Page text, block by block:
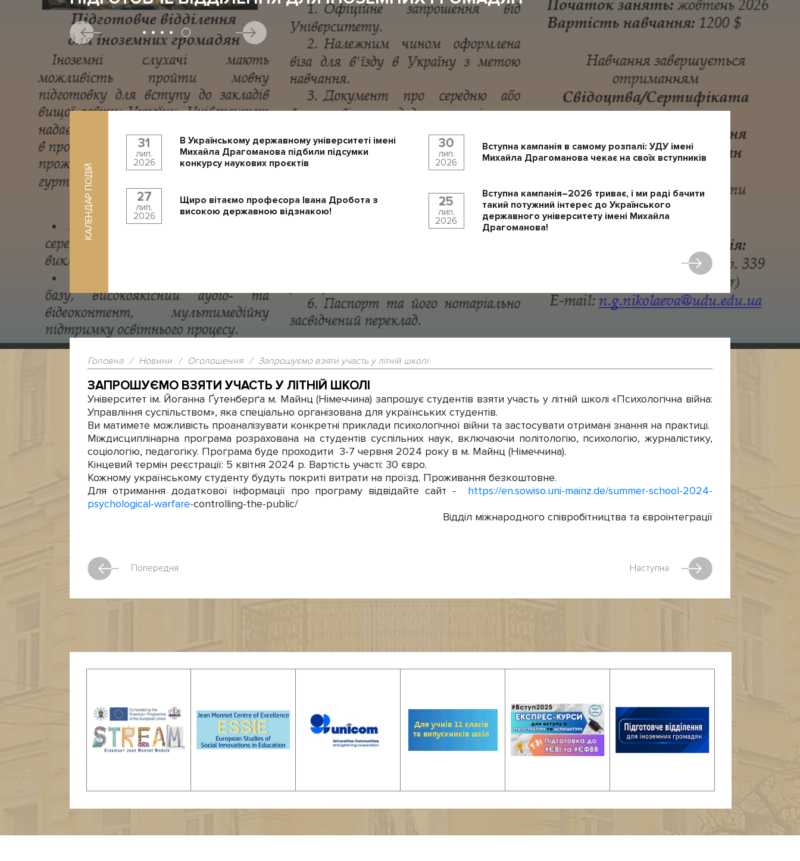
КАЛЕНДАР ПОДІЙ
31
лип.
2026
В Українському державному університеті імені
Михайла Драгоманова підбили підсумки
конкурсу наукових проєктів
30
лип.
2026
Вступна кампанія в самому розпалі: УДУ імені
Михайла Драгоманова чекає на своїх вступників
27
лип.
2026
Щиро вітаємо професора Івана Дробота з
високою державною відзнакою!
25
лип.
2026
Вступна кампанія–2026 триває, і ми раді бачити
такий потужний інтерес до Українського
державного університету імені Михайла
Драгоманова!
Головна / Новини / Оголошення / Запрошуємо взяти участь у літній школі
ЗАПРОШУЄМО ВЗЯТИ УЧАСТЬ У ЛІТНІЙ ШКОЛІ
Університет ім. Йоганна Ґутенберґа м. Майнц (Німеччина) запрошує студентів взяти участь у літній школі «Психологічна війна:
Управління суспільством», яка спеціально організована для українських студентів.
Ви матимете можливість проаналізувати конкретні приклади психологічної війни та застосувати отримані знання на практиці.
Міждисциплінарна програма розрахована на студентів суспільних наук, включаючи політологію, психологію, журналістику,
соціологію, педагогіку. Програма буде проходити 3-7 червня 2024 року в м. Майнц (Німеччина).
Кінцевий термін реєстрації: 5 квітня 2024 р. Вартість участі: 30 євро.
Кожному українському студенту будуть покриті витрати на проїзд. Проживання безкоштовне.
Для отримання додаткової інформації про програму відвідайте сайт - https://en.sowiso.uni-mainz.de/summer-school-2024-
psychological-warfare-controlling-the-public/
Відділ міжнародного співробітництва та євроінтеграції
Попередня Наступна